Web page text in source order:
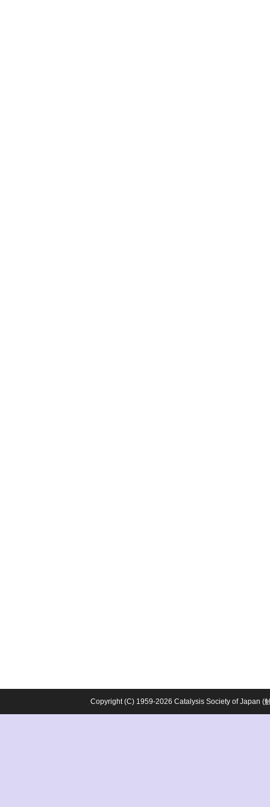
Copyright (C) 1959-2026 Catalysis Society of Japan (